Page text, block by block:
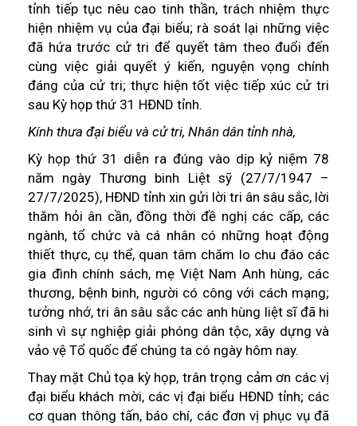
tỉnh tiếp tục nêu cao tinh thần, trách nhiệm thực
hiện nhiệm vụ của đại biểu; rà soát lại những việc
đã hứa trước cử tri để quyết tâm theo đuổi đến
cùng việc giải quyết ý kiến, nguyện vọng chính
đáng của cử tri; thực hiện tốt việc tiếp xúc cử tri
sau Kỳ họp thứ 31 HĐND tỉnh.
Kính thưa đại biểu và cử tri, Nhân dân tỉnh nhà,
Kỳ họp thứ 31 diễn ra đúng vào dịp kỷ niệm 78
năm ngày Thương binh Liệt sỹ (27/7/1947 –
27/7/2025), HĐND tỉnh xin gửi lời tri ân sâu sắc, lời
thăm hỏi ân cần, đồng thời đề nghị các cấp, các
ngành, tổ chức và cá nhân có những hoạt động
thiết thực, cụ thể, quan tâm chăm lo chu đáo các
gia đình chính sách, mẹ Việt Nam Anh hùng, các
thương, bệnh binh, người có công với cách mạng;
tưởng nhớ, tri ân sâu sắc các anh hùng liệt sĩ đã hi
sinh vì sự nghiệp giải phóng dân tộc, xây dựng và
vảo vệ Tổ quốc để chúng ta có ngày hôm nay.
Thay mặt Chủ tọa kỳ họp, trân trọng cảm ơn các vị
đại biểu khách mời, các vị đại biểu HĐND tỉnh; các
cơ quan thông tấn, báo chí, các đơn vị phục vụ đã